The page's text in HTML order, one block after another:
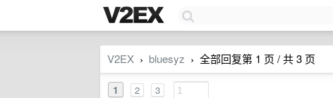
V2EX › bluesyz › 全部回复第 1 页 / 共 3 页
1 2 3